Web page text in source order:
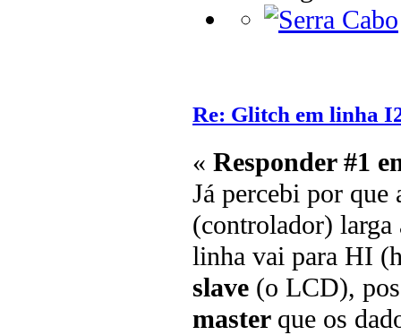
Re: Glitch em linha
« Responder #1
Já percebi por
(controlador) larga
linha vai para HI
slave (o LCD),
master que os